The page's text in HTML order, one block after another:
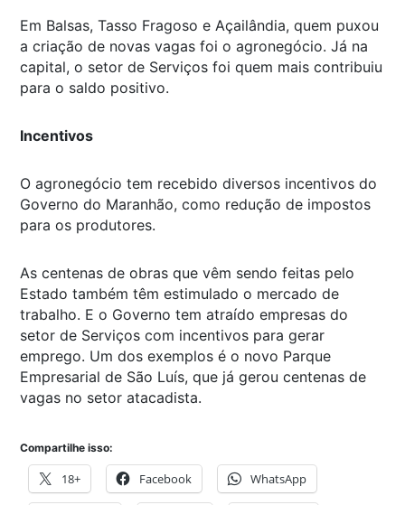
Em Balsas, Tasso Fragoso e Açailândia, quem puxou
a criação de novas vagas foi o agronegócio. Já na
capital, o setor de Serviços foi quem mais contribuiu
para o saldo positivo.
Incentivos
O agronegócio tem recebido diversos incentivos do
Governo do Maranhão, como redução de impostos
para os produtores.
As centenas de obras que vêm sendo feitas pelo
Estado também têm estimulado o mercado de
trabalho. E o Governo tem atraído empresas do
setor de Serviços com incentivos para gerar
emprego. Um dos exemplos é o novo Parque
Empresarial de São Luís, que já gerou centenas de
vagas no setor atacadista.
Compartilhe isso:
18+ Facebook WhatsApp